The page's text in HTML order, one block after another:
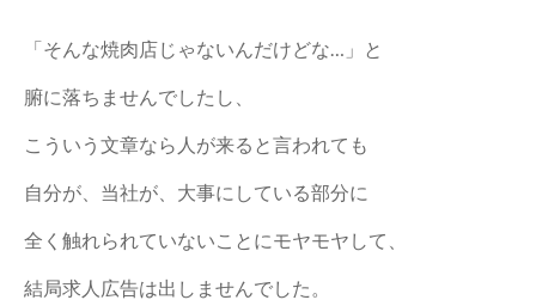
「そんな焼肉店じゃないんだけどな…」と
腑に落ちませんでしたし、
こういう文章なら人が来ると言われても
自分が、当社が、大事にしている部分に
全く触れられていないことにモヤモヤして、
結局求人広告は出しませんでした。